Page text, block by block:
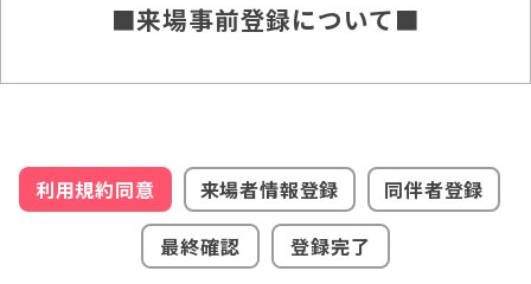
■来場事前登録について■
利用規約同意 来場者情報登録
同伴者登録
最終確認
登録完了